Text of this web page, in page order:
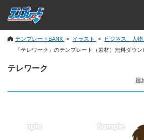
テンプレートBANK イラスト ビジネス 人物
「テレワーク」のテンプレート（素材）無料ダウン
テレワーク
最